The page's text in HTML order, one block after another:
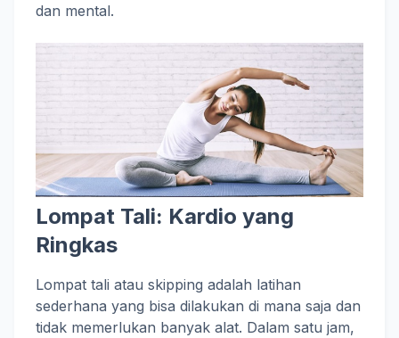
dan mental.
Lompat Tali: Kardio yang
Ringkas
Lompat tali atau skipping adalah latihan
sederhana yang bisa dilakukan di mana saja dan
tidak memerlukan banyak alat. Dalam satu jam,